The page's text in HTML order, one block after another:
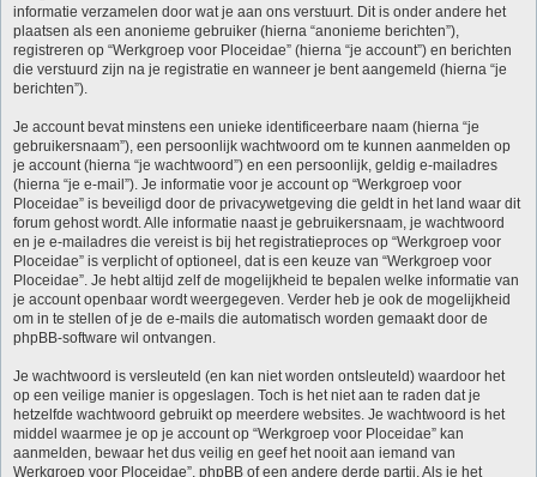
informatie verzamelen door wat je aan ons verstuurt. Dit is onder andere het
plaatsen als een anonieme gebruiker (hierna “anonieme berichten”),
registreren op “Werkgroep voor Ploceidae” (hierna “je account”) en berichten
die verstuurd zijn na je registratie en wanneer je bent aangemeld (hierna “je
berichten”).
Je account bevat minstens een unieke identificeerbare naam (hierna “je
gebruikersnaam”), een persoonlijk wachtwoord om te kunnen aanmelden op
je account (hierna “je wachtwoord”) en een persoonlijk, geldig e-mailadres
(hierna “je e-mail”). Je informatie voor je account op “Werkgroep voor
Ploceidae” is beveiligd door de privacywetgeving die geldt in het land waar dit
forum gehost wordt. Alle informatie naast je gebruikersnaam, je wachtwoord
en je e-mailadres die vereist is bij het registratieproces op “Werkgroep voor
Ploceidae” is verplicht of optioneel, dat is een keuze van “Werkgroep voor
Ploceidae”. Je hebt altijd zelf de mogelijkheid te bepalen welke informatie van
je account openbaar wordt weergegeven. Verder heb je ook de mogelijkheid
om in te stellen of je de e-mails die automatisch worden gemaakt door de
phpBB-software wil ontvangen.
Je wachtwoord is versleuteld (en kan niet worden ontsleuteld) waardoor het
op een veilige manier is opgeslagen. Toch is het niet aan te raden dat je
hetzelfde wachtwoord gebruikt op meerdere websites. Je wachtwoord is het
middel waarmee je op je account op “Werkgroep voor Ploceidae” kan
aanmelden, bewaar het dus veilig en geef het nooit aan iemand van
Werkgroep voor Ploceidae”, phpBB of een andere derde partij. Als je het